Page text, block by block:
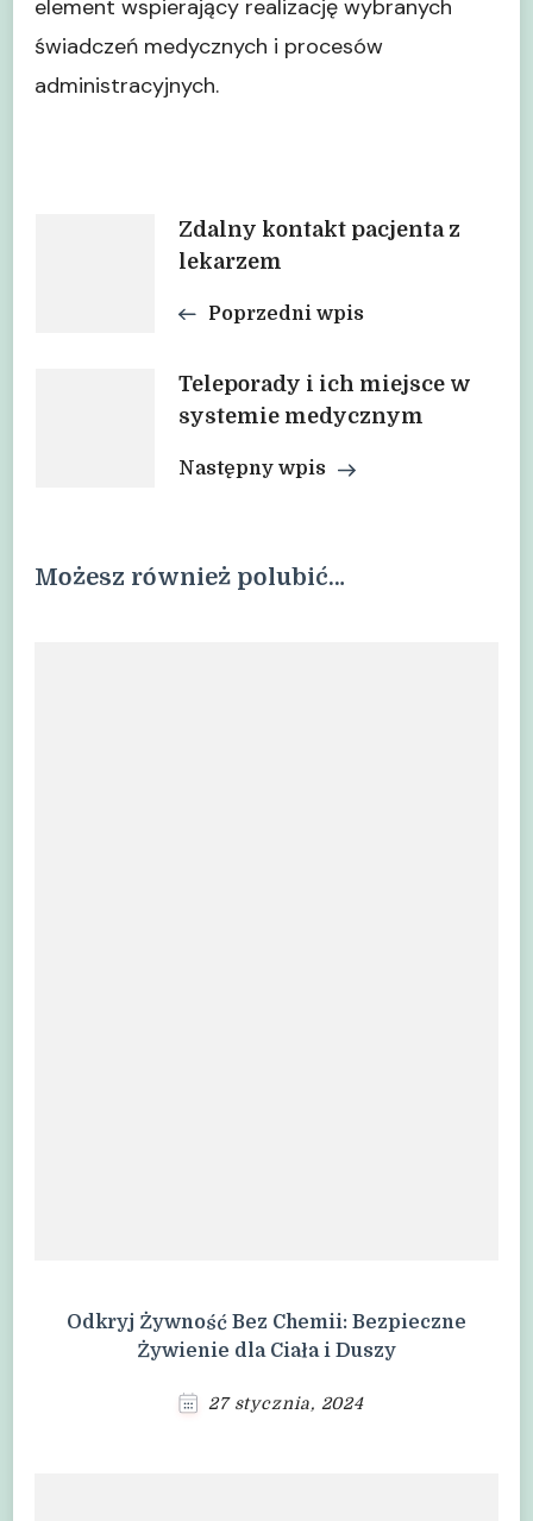
element wspierający realizację wybranych
świadczeń medycznych i procesów
administracyjnych.
Nawigacja
wpisu
Zdalny kontakt pacjenta z
lekarzem
Poprzedni wpis
Teleporady i ich miejsce w
systemie medycznym
Następny wpis
Możesz również polubić…
Odkryj Żywność Bez Chemii: Bezpieczne
Żywienie dla Ciała i Duszy
27 stycznia, 2024